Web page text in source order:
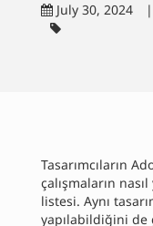
July 30, 2024 |
Tasarımcıların
çalışmaların
listesi. Aynı
yapılabildiğini de